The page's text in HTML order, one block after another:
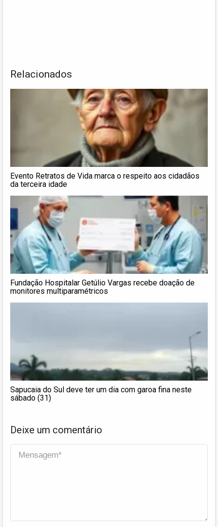
Relacionados
Evento Retratos de Vida marca o respeito aos cidadãos
da terceira idade
Fundação Hospitalar Getúlio Vargas recebe doação de
monitores multiparamétricos
Sapucaia do Sul deve ter um dia com garoa fina neste
sábado (31)
Deixe um comentário